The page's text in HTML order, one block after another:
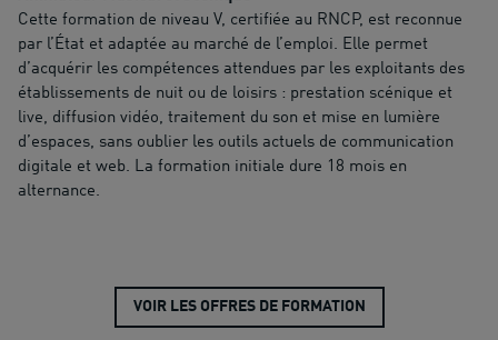
Cette formation de niveau V, certifiée au RNCP, est reconnue
par l’État et adaptée au marché de l’emploi. Elle permet
d’acquérir les compétences attendues par les exploitants des
établissements de nuit ou de loisirs : prestation scénique et
live, diffusion vidéo, traitement du son et mise en lumière
d’espaces, sans oublier les outils actuels de communication
digitale et web. La formation initiale dure 18 mois en
alternance.
VOIR LES OFFRES DE FORMATION